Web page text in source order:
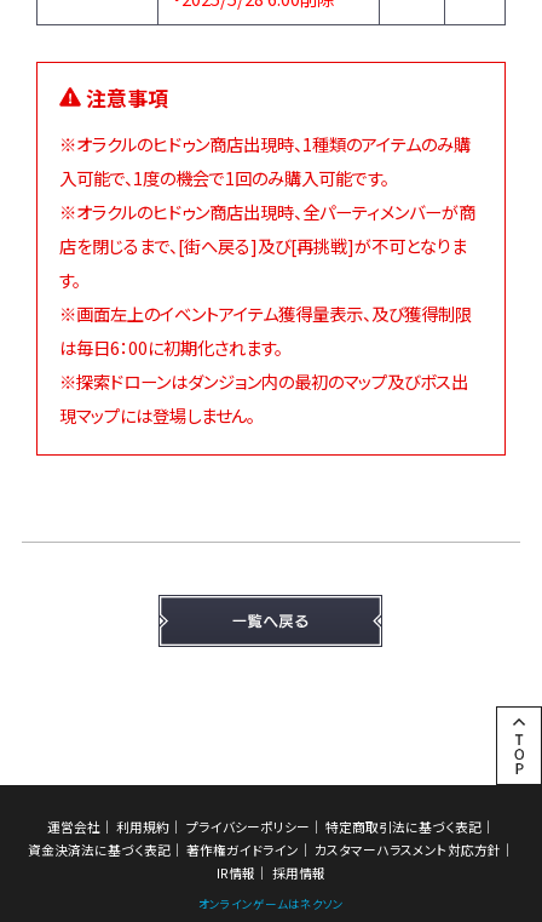
注意事項
※オラクルのヒドゥン商店出現時、1種類のアイテムのみ購
入可能で、1度の機会で1回のみ購入可能です。
※オラクルのヒドゥン商店出現時、全パーティメンバーが商
店を閉じるまで、[街へ戻る]及び[再挑戦]が不可となりま
す。
※画面左上のイベントアイテム獲得量表示、及び獲得制限
は毎日6：00に初期化されます。
※探索ドローンはダンジョン内の最初のマップ及びボス出
現マップには登場しません。
運営会社 利用規約 プライバシーポリシー
特定商取引法に基づく表記
資金決済法に基づく表記
著作権ガイドライン
カスタマーハラスメント対応方針
IR情報
採用情報
オンラインゲームはネクソン